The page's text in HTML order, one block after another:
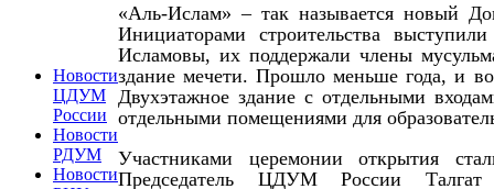
Новости
ЦДУМ
России
Новости
РДУМ
Новости
«Аль-Ислам» – так называется новый
Инициаторами строительства
Исламовы, их поддержали члены
здание мечети. Прошло меньше года, и
Двухэтажное здание с отдельными
отдельными помещениями для
Участниками церемонии открытия
Председатель ЦДУМ России Талгат